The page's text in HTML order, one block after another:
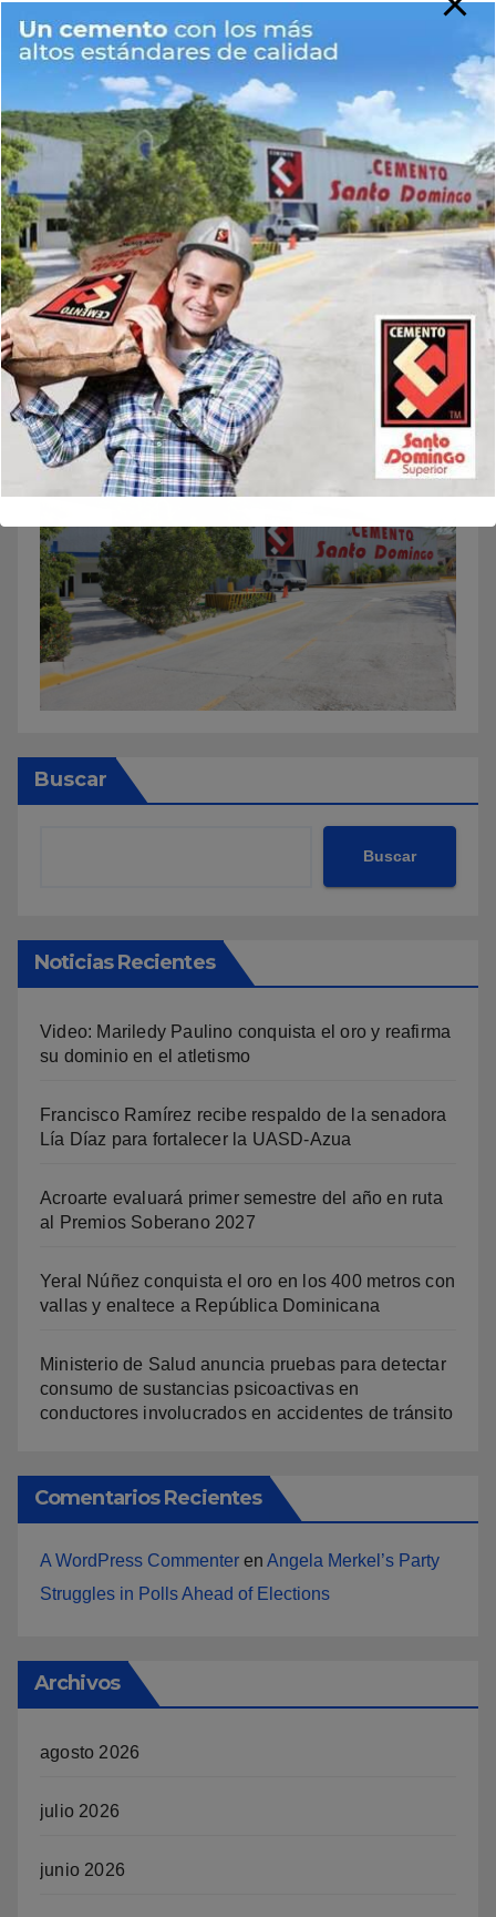
Web
Guarda mi nombre, correo electrónico y web en este
navegador para la próxima vez que comente.
Buscar
Buscar
Noticias Recientes
Video: Mariledy Paulino conquista el oro y reafirma
su dominio en el atletismo
Francisco Ramírez recibe respaldo de la senadora
Lía Díaz para fortalecer la UASD-Azua
Acroarte evaluará primer semestre del año en ruta
al Premios Soberano 2027
Yeral Núñez conquista el oro en los 400 metros con
vallas y enaltece a República Dominicana
Ministerio de Salud anuncia pruebas para detectar
consumo de sustancias psicoactivas en
conductores involucrados en accidentes de tránsito
Comentarios Recientes
A WordPress Commenter en Angela Merkel’s Party
Struggles in Polls Ahead of Elections
Archivos
agosto 2026
julio 2026
junio 2026